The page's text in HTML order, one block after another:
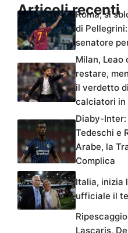
Articoli recenti
Roma, si
di
senatore
Milan, Leao
restare,
il verdetto
calciatori in
Diaby-
Tedeschi e
Arabe, la
Complica
Italia, inizia
ufficiale il
Lascaris,